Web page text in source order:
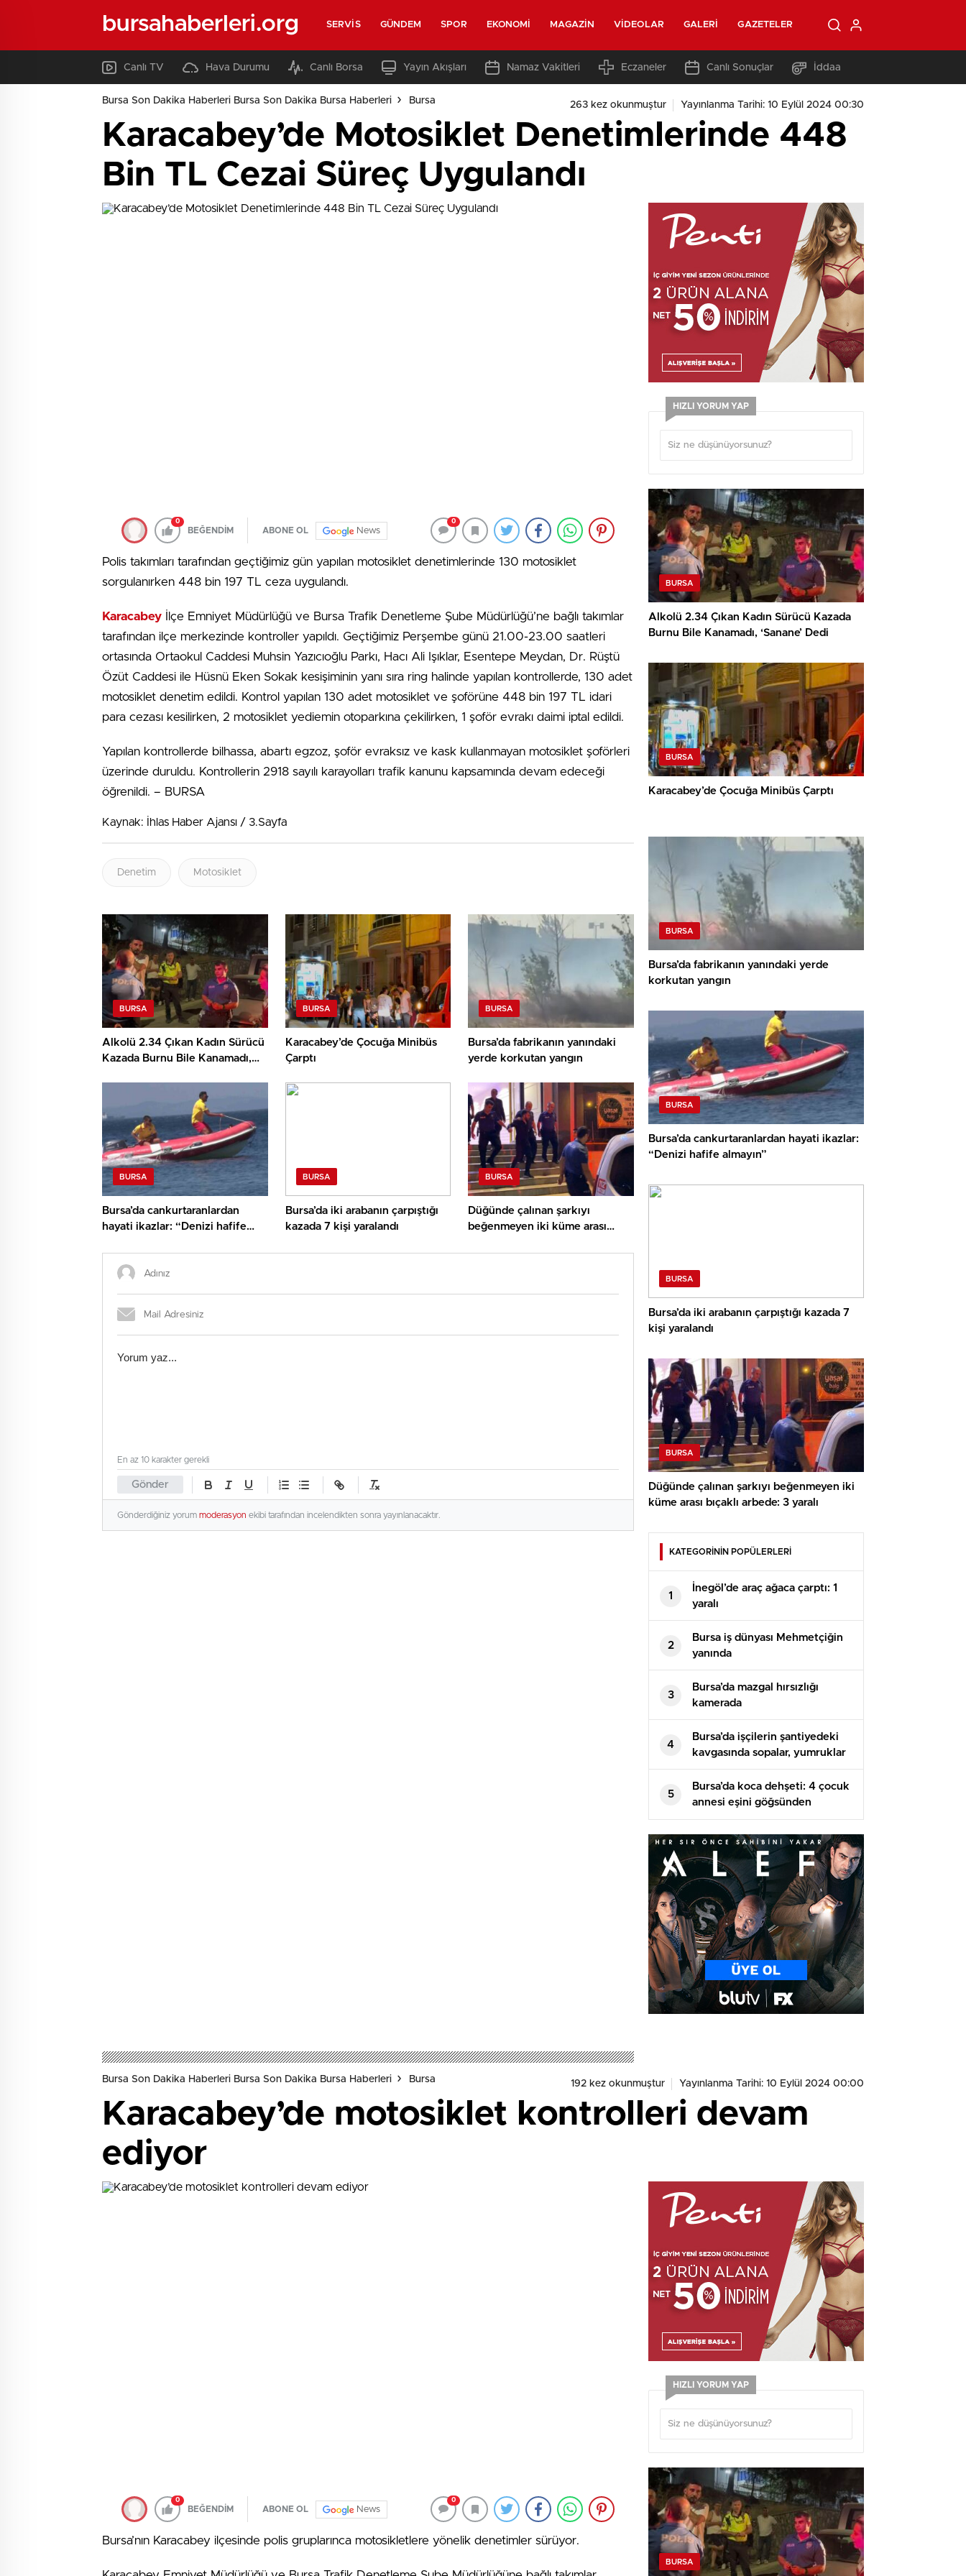
bursahaberleri.org SERVIS GÜNDEM SPOR EKONOMI MAGAZIN VIDEOLAR GALERI GAZETELER
Canlı TV Hava Durumu Canlı Borsa Yayın Akışları Namaz Vakitleri Eczaneler Canlı Sonuçlar İddaa
Bursa Son Dakika Haberleri Bursa Son Dakika Bursa Haberleri Bursa 263 kez okunmuştur Yayınlanma Tarihi: 10 Eylül 2024 00:30
Karacabey’de Motosiklet Denetimlerinde 448
Bin TL Cezai Süreç Uygulandı
0
BEĞENDİM ABONE OL News
0
Polis takımları tarafından geçtiğimiz gün yapılan motosiklet denetimlerinde 130 motosiklet
sorgulanırken 448 bin 197 TL ceza uygulandı.
Karacabey İlçe Emniyet Müdürlüğü ve Bursa Trafik Denetleme Şube Müdürlüğü’ne bağlı takımlar
tarafından ilçe merkezinde kontroller yapıldı. Geçtiğimiz Perşembe günü 21.00-23.00 saatleri
ortasında Ortaokul Caddesi Muhsin Yazıcıoğlu Parkı, Hacı Ali Işıklar, Esentepe Meydan, Dr. Rüştü
Özüt Caddesi ile Hüsnü Eken Sokak kesişiminin yanı sıra ring halinde yapılan kontrollerde, 130 adet
motosiklet denetim edildi. Kontrol yapılan 130 adet motosiklet ve şoförüne 448 bin 197 TL idari
para cezası kesilirken, 2 motosiklet yediemin otoparkına çekilirken, 1 şoför evrakı daimi iptal edildi.
Yapılan kontrollerde bilhassa, abartı egzoz, şoför evraksız ve kask kullanmayan motosiklet şoförleri
üzerinde duruldu. Kontrollerin 2918 sayılı karayolları trafik kanunu kapsamında devam edeceği
öğrenildi. – BURSA
Kaynak: İhlas Haber Ajansı / 3.Sayfa
Denetim Motosiklet
BURSA
Alkolü 2.34 Çıkan Kadın Sürücü
Kazada Burnu Bile Kanamadı,
BURSA
Karacabey’de Çocuğa Minibüs
Çarptı
BURSA
Bursa’da fabrikanın yanındaki
yerde korkutan yangın
BURSA
Bursa’da cankurtaranlardan
hayati ikazlar: “Denizi hafife
BURSA
Bursa’da iki arabanın çarpıştığı
kazada 7 kişi yaralandı
BURSA
Düğünde çalınan şarkıyı
beğenmeyen iki küme arası
Gönder
En az 10 karakter gerekli
Gönderdiğiniz yorum moderasyon ekibi tarafından incelendikten sonra yayınlanacaktır.
HIZLI YORUM YAP
BURSA
Alkolü 2.34 Çıkan Kadın Sürücü Kazada
Burnu Bile Kanamadı, ‘Sanane’ Dedi
BURSA
Karacabey’de Çocuğa Minibüs Çarptı
BURSA
Bursa’da fabrikanın yanındaki yerde
korkutan yangın
BURSA
Bursa’da cankurtaranlardan hayati ikazlar:
“Denizi hafife almayın”
BURSA
Bursa’da iki arabanın çarpıştığı kazada 7
kişi yaralandı
BURSA
Düğünde çalınan şarkıyı beğenmeyen iki
küme arası bıçaklı arbede: 3 yaralı
KATEGORİNİN POPÜLERLERİ
1
İnegöl’de araç ağaca çarptı: 1
yaralı
2
Bursa iş dünyası Mehmetçiğin
yanında
3
Bursa’da mazgal hırsızlığı
kamerada
4
Bursa’da işçilerin şantiyedeki
kavgasında sopalar, yumruklar
havada uçuştu
5
Bursa’da koca dehşeti: 4 çocuk
annesi eşini göğsünden
bıçaklayarak öldürdü
Bursa Son Dakika Haberleri Bursa Son Dakika Bursa Haberleri Bursa 192 kez okunmuştur Yayınlanma Tarihi: 10 Eylül 2024 00:00
Karacabey’de motosiklet kontrolleri devam
ediyor
0
BEĞENDİM ABONE OL News
0
Bursa’nın Karacabey ilçesinde polis gruplarınca motosikletlere yönelik denetimler sürüyor.
HIZLI YORUM YAP
BURSA